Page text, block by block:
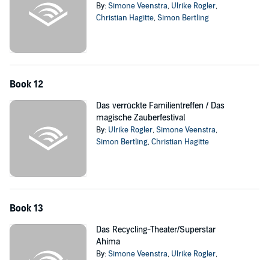
By:Simone Veenstra, Ulrike Rogler,
Christian Hagitte,Simon Bertling
Book 12
Das verrückte Familientreffen / Das
magische Zauberfestival
By: Ulrike Rogler,Simone Veenstra,
Simon Bertling,Christian Hagitte
Book 13
Das Recycling-Theater/Superstar
Ahima
By:Simone Veenstra, Ulrike Rogler,